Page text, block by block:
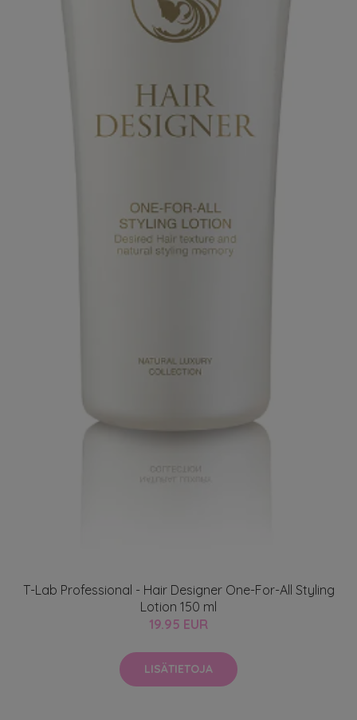
T-Lab Professional - Hair Designer One-For-All Styling
Lotion 150 ml
19.95 EUR
LISÄTIETOJA